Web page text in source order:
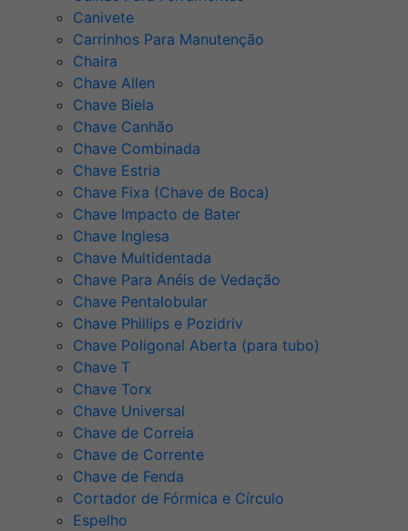
Canivete
Carrinhos Para Manutenção
Chaira
Chave Allen
Chave Biela
Chave Canhão
Chave Combinada
Chave Estria
Chave Fixa (Chave de Boca)
Chave Impacto de Bater
Chave Inglesa
Chave Multidentada
Chave Para Anéis de Vedação
Chave Pentalobular
Chave Phillips e Pozidriv
Chave Poligonal Aberta (para tubo)
Chave T
Chave Torx
Chave Universal
Chave de Correia
Chave de Corrente
Chave de Fenda
Cortador de Fórmica e Círculo
Espelho